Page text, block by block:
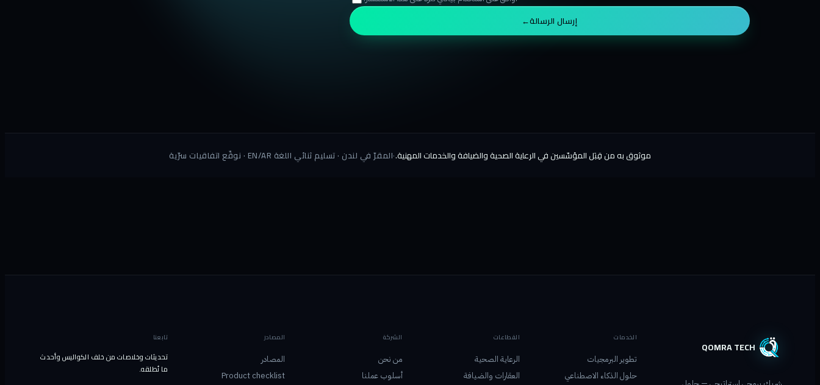
إرسال الرسالة→
موثوق به من قِبَل المؤسّسين في الرعاية الصحية والضيافة والخدمات المهنية.·المقرّ في لندن · تسليم ثنائي اللغة EN/AR · نوقّع اتفاقيات سرّية
QOMRA TECH
الخدمات
تطوير البرمجيات
حلول الذكاء الاصطناعي
القطاعات
الرعاية الصحية
العقارات والضيافة
الشركة
من نحن
أسلوب عملنا
المصادر
المصادر
Product checklist
تابعنا
تحديثات وخلاصات من خلف الكواليس وأحدث
ما نُطلقه.